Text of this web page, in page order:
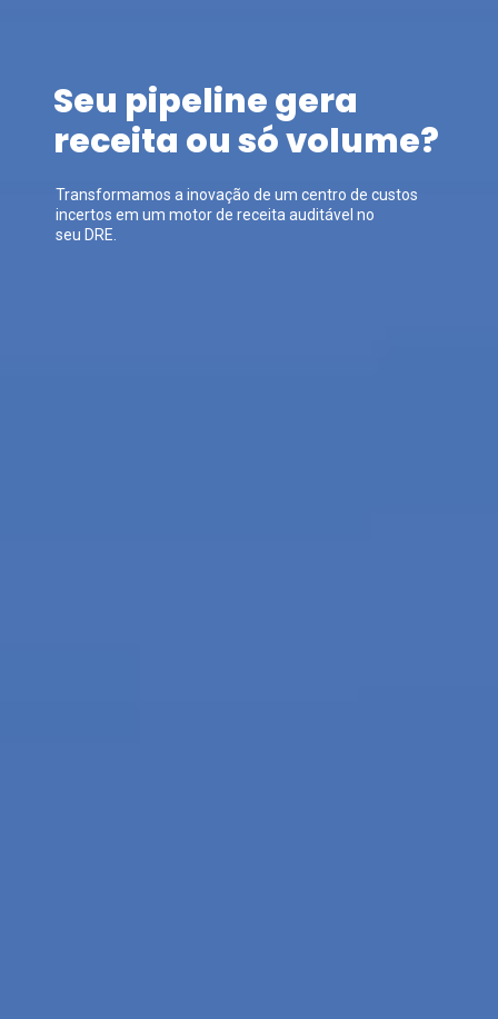
Seu pipeline gera
receita ou só volume?
Transformamos a inovação de um centro de custos
incertos em um motor de receita auditável no
seu DRE.